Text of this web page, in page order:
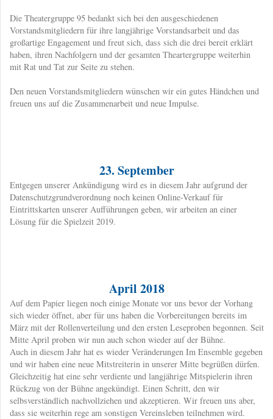
Die Theatergruppe 95 bedankt sich bei den ausgeschiedenen
Vorstandsmitgliedern für ihre langjährige Vorstandsarbeit und das
großartige Engagement und freut sich, dass sich die drei bereit erklärt
haben, ihren Nachfolgern und der gesamten Theartergruppe weiterhin
mit Rat und Tat zur Seite zu stehen.
Den neuen Vorstandsmitgliedern wünschen wir ein gutes Händchen und
freuen uns auf die Zusammenarbeit und neue Impulse.
23. September
​Entgegen unserer Ankündigung wird es in diesem Jahr aufgrund der
Datenschutzgrundverordnung noch keinen Online-Verkauf für
Eintrittskarten unserer Aufführungen geben, wir arbeiten an einer
Lösung für die Spielzeit 2019.
April 2018
​Auf dem Papier liegen noch einige Monate vor uns bevor der Vorhang
sich wieder öffnet, aber für uns haben die Vorbereitungen bereits im
März mit der Rollenverteilung und den ersten Leseproben begonnen. Seit
Mitte April proben wir nun auch schon wieder auf der Bühne.
Auch in diesem Jahr hat es wieder Veränderungen Im Ensemble gegeben
und wir haben eine neue Mitstreiterin in unserer Mitte begrüßen dürfen.
Gleichzeitig hat eine sehr verdiente und langjährige Mitspielerin ihren
Rückzug von der Bühne angekündigt. Einen Schritt, den wir
selbsverständlich nachvollziehen und akzeptieren. Wir freuen uns aber,
dass sie weiterhin rege am sonstigen Vereinsleben teilnehmen wird.